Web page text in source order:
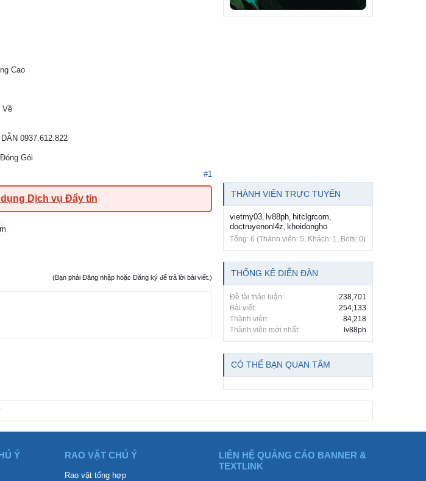
Cao
Về
0937.612.822
Gói
#1
Dịch vụ Đẩy tin
(Bạn phải Đăng nhập hoặc Đăng ký để trả lời bài viết.)
THÀNH VIÊN TRỰC TUYẾN
vietmy03, lv88ph, hitclgrcom,
doctruyenonl4z, khoidongho
Tổng: 6 (Thành viên: 5, Khách: 1, Bots: 0)
THỐNG KÊ DIỄN ĐÀN
Đề tài thảo luận:
238,701
Bài viết:
254,133
Thành viên:
84,218
Thành viên mới nhất:
lv88ph
CÓ THỂ BẠN QUAN TÂM
Ý RAO VẶT CHÚ Ý
Rao vặt tổng hợp
LIÊN HỆ QUẢNG CÁO BANNER &
TEXTLINK